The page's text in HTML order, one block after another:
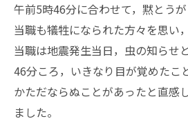
午前5時46分に合わせて，黙とうが
当職も犠牲になられた方々を思い
当職は地震発生当日，虫の知らせ
46分ころ，いきなり目が覚めたこ
かただならぬことがあったと直感
ました。